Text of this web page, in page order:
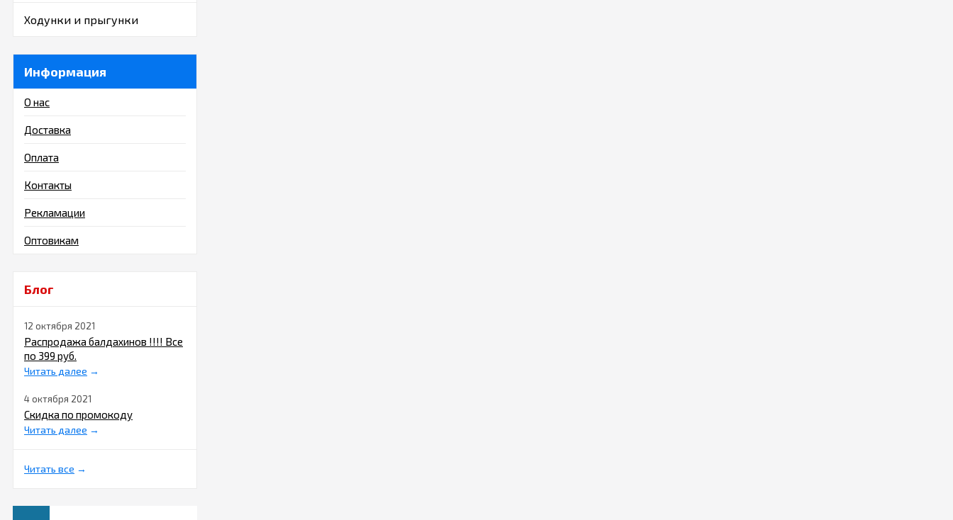
Ходунки и прыгунки
Информация
О нас
Доставка
Оплата
Контакты
Рекламации
Оптовикам
Блог
12 октября 2021
Распродажа балдахинов !!!! Все
по 399 руб.
Читать далее →
4 октября 2021
Скидка по промокоду
Читать далее →
Читать все →